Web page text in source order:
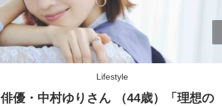
Lifestyle
俳優・中村ゆりさん （44歳）「理想の